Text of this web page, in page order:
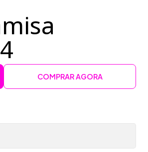
COMPRAR AGORA